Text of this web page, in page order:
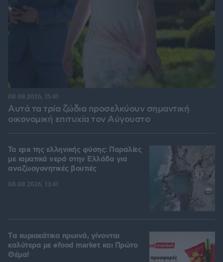
Αυτά τα τρία ζώδια προσελκύουν σημαντική
οικονομική επιτυχία τον Αύγουστο
08.08.2026, 15:41
Τα spa της ελληνικής φύσης: Παραλίες
με ιαματικά νερά στην Ελλάδα για
αναζωογονητικές βουτιές
08.08.2026, 13:41
Tα κυριακάτικα πρωινά, γίνονται
καλύτερα με efood market και Πρώτο
Θέμα!